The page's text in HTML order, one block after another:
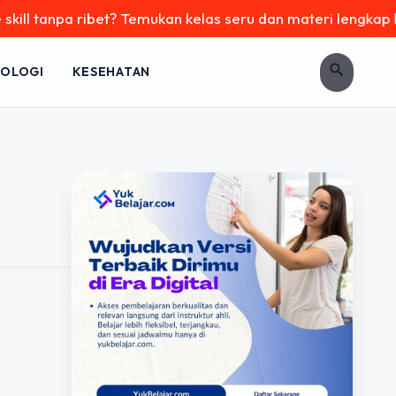
tanpa ribet? Temukan kelas seru dan materi lengkap
KESEHATAN search